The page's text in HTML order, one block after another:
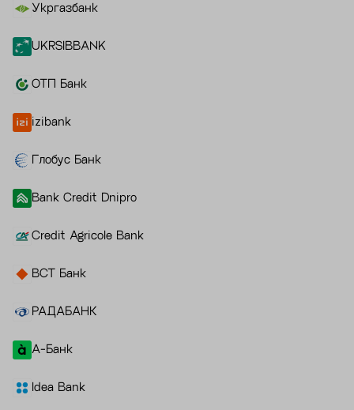
Укргазбанк
UKRSIBBANK
ОТП Банк
izibank
Глобус Банк
Bank Credit Dnipro
Credit Agricole Bank
ВСТ Банк
РАДАБАНК
А-Банк
Idea Bank